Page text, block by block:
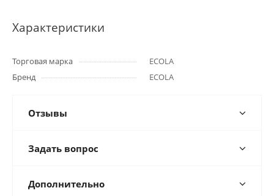
Характеристики
Торговая марка
ECOLA
Бренд
ECOLA
Отзывы
Задать вопрос
Дополнительно